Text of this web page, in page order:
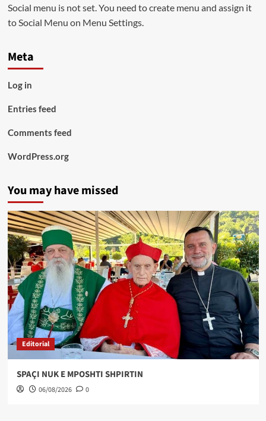
Social menu is not set. You need to create menu and assign it
to Social Menu on Menu Settings.
Meta
Log in
Entries feed
Comments feed
WordPress.org
You may have missed
Editorial
SPAÇI NUK E MPOSHTI SHPIRTIN
06/08/2026 0